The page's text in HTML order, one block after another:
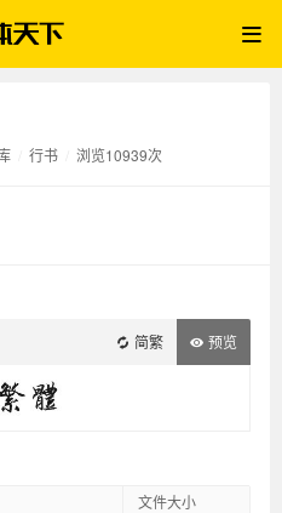
行书 浏览10939次
简繁 预览
文件大小